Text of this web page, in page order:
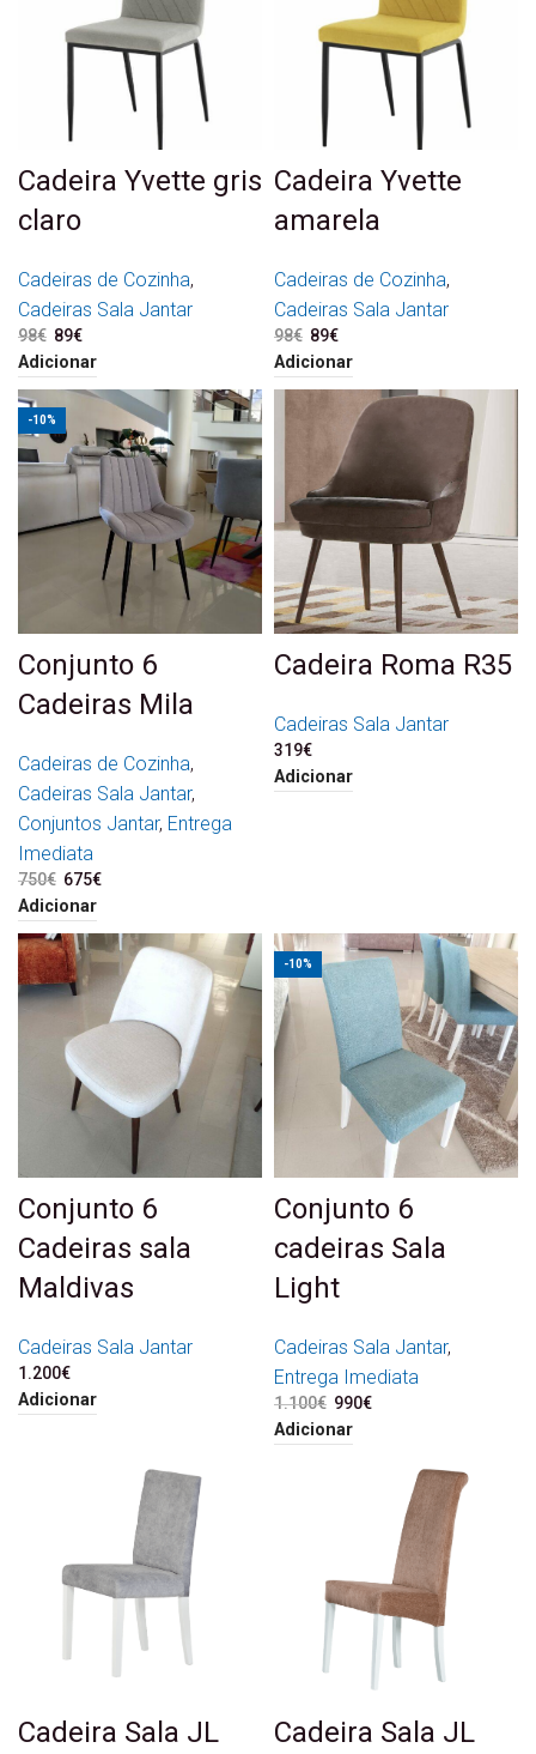
Cadeira Yvette gris
claro
Cadeiras de Cozinha,
Cadeiras Sala Jantar
98€ O preço original era: 98€.
89€
Adicionar
Cadeira Yvette
amarela
Cadeiras de Cozinha,
Cadeiras Sala Jantar
98€ O preço original era: 98€.
89€
Adicionar
-10%
Conjunto 6
Cadeiras Mila
Cadeiras de Cozinha,
Cadeiras Sala Jantar,
Conjuntos Jantar, Entrega
Imediata
750€ O preço original era:
750€.
675€
Adicionar
Cadeira Roma R35
Cadeiras Sala Jantar
319€
Adicionar
Conjunto 6
Cadeiras sala
Maldivas
Cadeiras Sala Jantar
1.200€
Adicionar
-10%
Conjunto 6
cadeiras Sala
Light
Cadeiras Sala Jantar,
Entrega Imediata
1.100€ O preço original era:
1.100€.
990€
Adicionar
Cadeira Sala JL
Cadeira Sala JL